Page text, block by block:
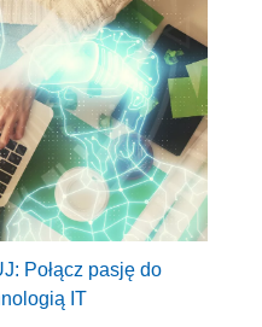
Połącz pasję do
IT